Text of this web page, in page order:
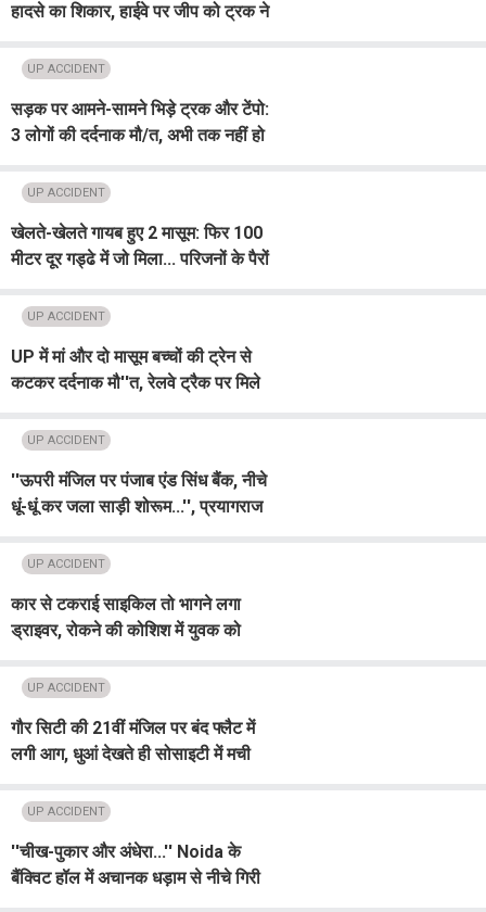
हादसे का शिकार, हाईवे पर जीप को ट्रक ने
जवान जख्मी
UP ACCIDENT
सड़क पर आमने-सामने भिड़े ट्रक और टेंपो:
3 लोगों की दर्दनाक मौ/त, अभी तक नहीं हो
UP ACCIDENT
खेलते-खेलते गायब हुए 2 मासूम: फिर 100
मीटर दूर गड्ढे में जो मिला... परिजनों के पैरों
UP ACCIDENT
UP में मां और दो मासूम बच्चों की ट्रेन से
कटकर दर्दनाक मौ''त, रेलवे ट्रैक पर मिले
उलझी पुलिस
UP ACCIDENT
''ऊपरी मंजिल पर पंजाब एंड सिंध बैंक, नीचे
धूं-धूं कर जला साड़ी शोरूम...'', प्रयागराज
UP ACCIDENT
कार से टकराई साइकिल तो भागने लगा
ड्राइवर, रोकने की कोशिश में युवक को
मची सनसनी
UP ACCIDENT
गौर सिटी की 21वीं मंजिल पर बंद फ्लैट में
लगी आग, धुआं देखते ही सोसाइटी में मची
UP ACCIDENT
''चीख-पुकार और अंधेरा...'' Noida के
बैंक्विट हॉल में अचानक धड़ाम से नीचे गिरी